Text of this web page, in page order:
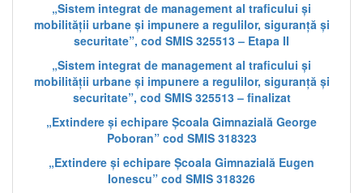
„Sistem integrat de management al traficului și
mobilității urbane și impunere a regulilor, siguranță și
securitate”, cod SMIS 325513 – Etapa II
„Sistem integrat de management al traficului și
mobilității urbane și impunere a regulilor, siguranță și
securitate”, cod SMIS 325513 – finalizat
„Extindere și echipare Școala Gimnazială George
Poboran” cod SMIS 318323
„Extindere și echipare Școala Gimnazială Eugen
Ionescu” cod SMIS 318326